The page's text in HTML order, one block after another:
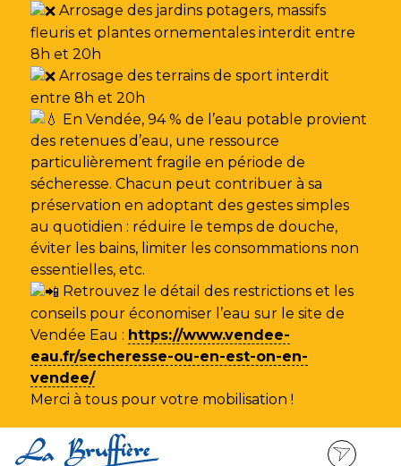
Arrosage des jardins potagers, massifs
fleuris et plantes ornementales interdit entre
8h et 20h
Arrosage des terrains de sport interdit
entre 8h et 20h
En Vendée, 94 % de l’eau potable provient
des retenues d’eau, une ressource
particulièrement fragile en période de
sécheresse. Chacun peut contribuer à sa
préservation en adoptant des gestes simples
au quotidien : réduire le temps de douche,
éviter les bains, limiter les consommations non
essentielles, etc.
Retrouvez le détail des restrictions et les
conseils pour économiser l’eau sur le site de
Vendée Eau : https://www.vendee-
eau.fr/secheresse-ou-en-est-on-en-
vendee/
Merci à tous pour votre mobilisation !
au
au